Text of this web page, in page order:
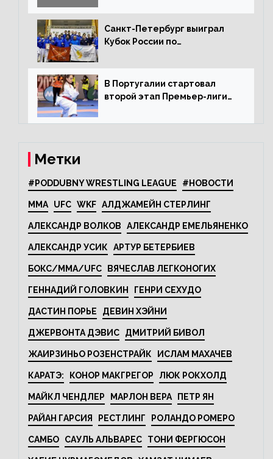
Санкт-Петербург выиграл
Кубок России по
В Португалии стартовал
второй этап Премьер-лиги
Метки
#PODDUBNY WRESTLING LEAGUE #НОВОСТИ
MMA UFC WKF АЛДЖАМЕЙН СТЕРЛИНГ
АЛЕКСАНДР ВОЛКОВ АЛЕКСАНДР ЕМЕЛЬЯНЕНКО
АЛЕКСАНДР УСИК АРТУР БЕТЕРБИЕВ
БОКС/MMA/UFC ВЯЧЕСЛАВ ЛЕГКОНОГИХ
ГЕННАДИЙ ГОЛОВКИН ГЕНРИ СЕХУДО
ДАСТИН ПОРЬЕ ДЕВИН ХЭЙНИ
ДЖЕРВОНТА ДЭВИС ДМИТРИЙ БИВОЛ
ЖАИРЗИНЬО РОЗЕНСТРАЙК ИСЛАМ МАХАЧЕВ
КАРАТЭ: КОНОР МАКГРЕГОР ЛЮК РОКХОЛД
МАЙКЛ ЧЕНДЛЕР МАРЛОН ВЕРА ПЕТР ЯН
РАЙАН ГАРСИЯ РЕСТЛИНГ РОЛАНДО РОМЕРО
САМБО САУЛЬ АЛЬВАРЕС ТОНИ ФЕРГЮСОН